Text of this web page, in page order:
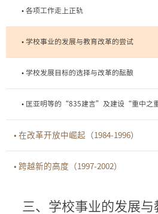
• 各项工作走上正轨
• 学校事业的发展与教育改革的尝试
• 学校发展目标的选择与改革的酝酿
• 匡亚明等的“835建言”及建设“重中之
• 在改革开放中崛起（1984-1996）
• 跨越新的高度（1997-2002）
三、学校事业的发展